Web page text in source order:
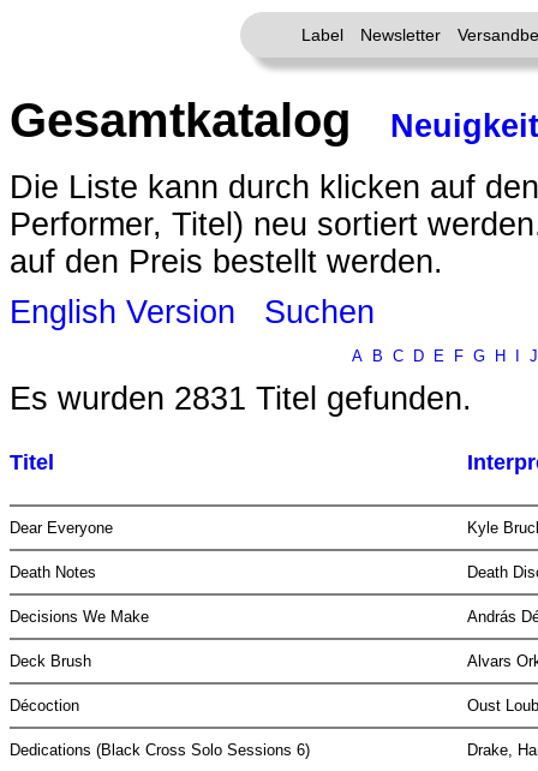
Label Newsletter
Gesamtkatalog
Die Liste kann durch klicken auf
Performer, Titel) neu sortiert
auf den Preis bestellt werden.
English Version
Suchen
A B C D E F G H J
Es wurden 2831 Titel gefunden.
Titel
Dear Everyone Kyle
Death Notes Death
Decisions We Make András
Deck Brush Alvars
Décoction Oust
Dedications (Black Cross Solo Sessions 6) Drake,